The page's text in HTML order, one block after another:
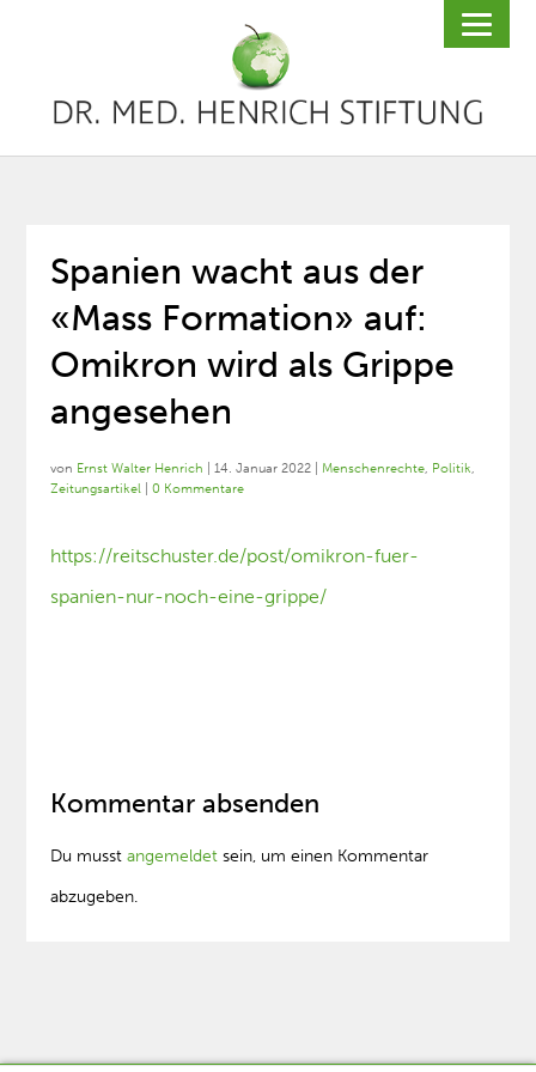
Spanien wacht aus der
«Mass Formation» auf:
Omikron wird als Grippe
angesehen
von Ernst Walter Henrich |14. Januar 2022 Menschenrechte, Politik,
Zeitungsartikel |0 Kommentare
https://reitschuster.de/post/omikron-fuer-
spanien-nur-noch-eine-grippe/
Kommentar absenden
Du musstangemeldet sein, um einen Kommentar
abzugeben.